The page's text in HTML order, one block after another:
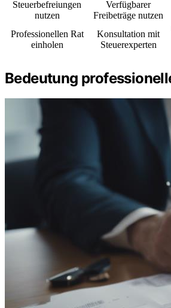
Steuerbefreiungen
nutzen
Verfügbarer
Freibeträge nutzen
Professionellen Rat
einholen
Konsultation mit
Steuerexperten
Bedeutung